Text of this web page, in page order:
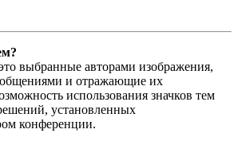
выбранные авторами изображения,
и отражающие их
использования значков тем
установленных
конференции.